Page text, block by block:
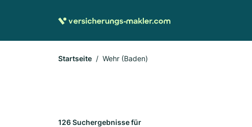
Startseite Wehr (Baden)
126 Suchergebnisse für